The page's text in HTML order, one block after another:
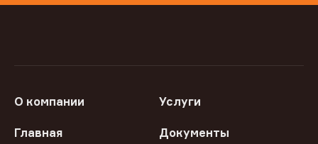
О компании Услуги
Главная Документы